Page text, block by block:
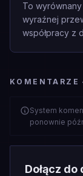
To
wyraźnej
współpracy z
System
ponownie
Dołącz